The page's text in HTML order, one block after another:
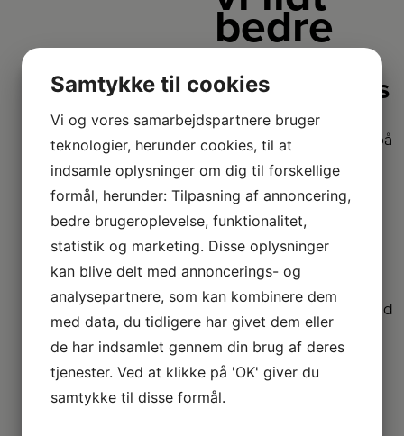
bedre
2+2 års
garanti
Vi har udvidet garanti på
udvalgte produkter
– så du er sikret i 4 år.
Stort
sortiment
Vi har et af Danmarks
største sortimenter med
alle de kendte
varemærker.
Samtykke til cookies
Vi og vores samarbejdspartnere bruger
teknologier, herunder cookies, til at
indsamle oplysninger om dig til forskellige
formål, herunder: Tilpasning af annoncering,
bedre brugeroplevelse, funktionalitet,
statistik og marketing. Disse oplysninger
kan blive delt med annoncerings- og
analysepartnere, som kan kombinere dem
med data, du tidligere har givet dem eller
de har indsamlet gennem din brug af deres
tjenester. Ved at klikke på 'OK' giver du
samtykke til disse formål.